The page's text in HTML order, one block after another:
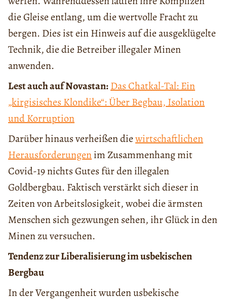
die Gleise entlang, um die wertvolle Fracht zu
bergen. Dies ist ein Hinweis auf die ausgeklügelte
Technik, die die Betreiber illegaler Minen
anwenden.
Lest auch auf Novastan:Das Chatkal-Tal: Ein
„kirgisisches Klondike“: Über Begbau, Isolation
und Korruption
Darüber hinaus verheißen diewirtschaftlichen
Herausforderungenim Zusammenhang mit
Covid-19 nichts Gutes für den illegalen
Goldbergbau. Faktisch verstärkt sich dieser in
Zeiten von Arbeitslosigkeit, wobei die ärmsten
Menschen sich gezwungen sehen, ihr Glück in den
Minen zu versuchen.
Tendenz zur Liberalisierung im usbekischen
Bergbau
In der Vergangenheit wurden usbekische